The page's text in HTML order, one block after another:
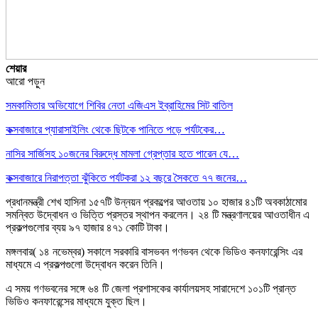
শেয়ার
আরো পড়ুন
সমকামিতার অভিযোগে শিবির নেতা এজিএস ইব্রাহিমের সিট বাতিল
কক্সবাজারে প্যারাসাইলিং থেকে ছিটকে পানিতে পড়ে পর্যটকের…
নাসির সার্জিসহ ১০জনের বিরুদ্ধে মামলা গ্রেপ্তার হতে পারেন যে…
কক্সবাজারে নিরাপত্তা ঝুঁকিতে পর্যটকরা ১২ বছরে সৈকতে ৭৭ জনের…
প্রধানমন্ত্রী শেখ হাসিনা ১৫৭টি উন্নয়ন প্রকল্পের আওতায় ১০ হাজার ৪১টি অবকাঠামোর
সমন্বিত উদ্বোধন ও ভিত্তি প্রস্তর স্থাপন করলেন। ২৪ টি মন্ত্রণালয়ের আওতাধীন এ
প্রকল্পগুলোর ব্যয় ৯৭ হাজার ৪৭১ কোটি টাকা।
মঙ্গলবার( ১৪ নভেম্বর) সকালে সরকারি বাসভবন গণভবন থেকে ভিডিও কনফারেন্সিং এর
মাধ্যমে এ প্রকল্পগুলো উদ্বোধন করেন তিনি।
এ সময় গণভবনের সঙ্গে ৬৪ টি জেলা প্রশাসকের কার্যালয়সহ সারাদেশে ১০১টি প্রান্ত
ভিডিও কনফারেন্সের মাধ্যমে যুক্ত ছিল।